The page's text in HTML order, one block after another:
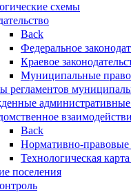
схемы
Back
Федеральное
Краевое
Муниципальные
регламентов
Back
Нормативно-правовые
Технологическая
поселения